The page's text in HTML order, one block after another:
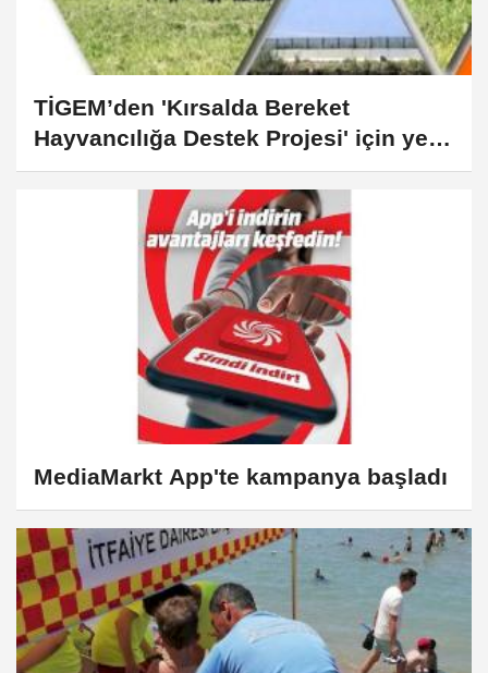
TİGEM’den 'Kırsalda Bereket
Hayvancılığa Destek Projesi' için yeni
duyuru
MediaMarkt App'te kampanya başladı